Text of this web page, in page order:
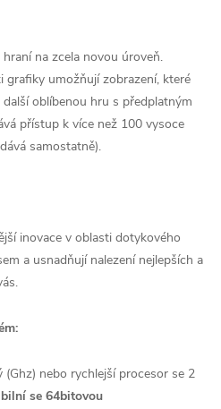
na zcela novou úroveň.
umožňují zobrazení, které
oblíbenou hru s předplatným
přístup k více než 100 vysoce
samostatně).
inovace v oblasti dotykového
a usnadňují nalezení nejlepších a
(Ghz) nebo rychlejší procesor se 2
se 64bitovou